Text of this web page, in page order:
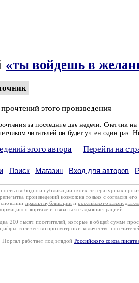
«ты войдешь в
прочтений этого произведения
за последние две недели. Счетчик
читателей он будет учтен один раз.
этого автора Перейти на
Поиск Магазин Вход для авторов
свободной публикации своих литературных
произведений возможна только с согласия
правил публикации и российского
о портале и связаться с администрацией.
200 тысяч посетителей, которые в общей сумме
количество просмотров и количество
работает под эгидой Российского союза